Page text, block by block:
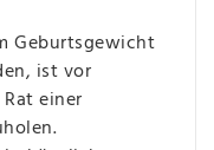
Geburtsgewicht
ist vor
einer